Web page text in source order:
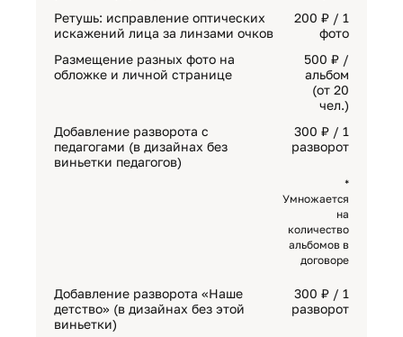
Ретушь: исправление оптических
искажений лица за линзами очков
200 ₽ / 1
фото
Размещение разных фото на
обложке и личной странице
500 ₽ /
альбом
(от 20
чел.)
Добавление разворота с
педагогами (в дизайнах без
виньетки педагогов)
300 ₽ / 1
разворот
*
Умножается
на
количество
альбомов в
договоре
Добавление разворота «Наше
детство» (в дизайнах без этой
виньетки)
300 ₽ / 1
разворот